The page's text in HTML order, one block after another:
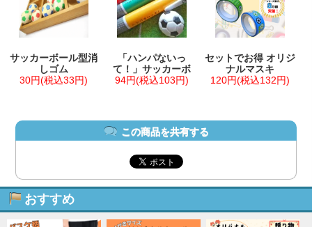
サッカーボール型消
しゴム
30円(税込33円)
「ハンパないっ
て！」サッカーボ
94円(税込103円)
セットでお得 オリジ
ナルマスキ
120円(税込132円)
この商品を共有する
おすすめ